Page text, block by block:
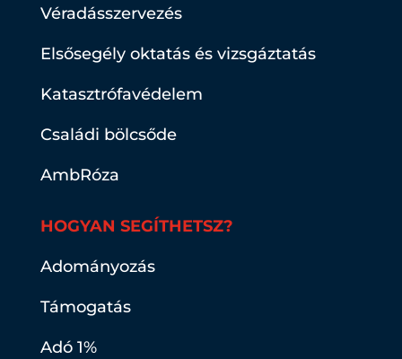
Véradásszervezés
Elsősegély oktatás és vizsgáztatás
Katasztrófavédelem
Családi bölcsőde
AmbRóza
HOGYAN SEGÍTHETSZ?
Adományozás
Támogatás
Adó 1%